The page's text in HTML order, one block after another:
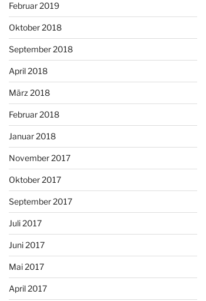
Februar 2019
Oktober 2018
September 2018
April 2018
März 2018
Februar 2018
Januar 2018
November 2017
Oktober 2017
September 2017
Juli 2017
Juni 2017
Mai 2017
April 2017